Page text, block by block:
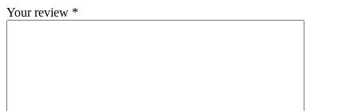
Your review *